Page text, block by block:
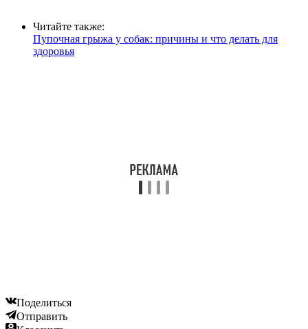
Читайте также:
Пупочная грыжа у собак: причины и что делать для
здоровья
Поделиться
Отправить